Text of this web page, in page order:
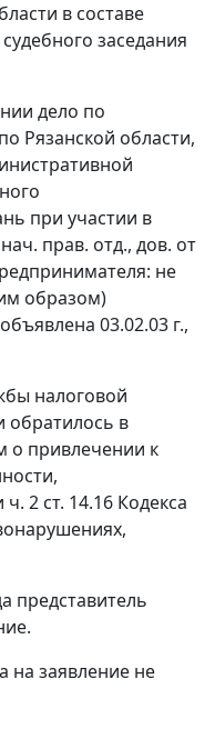
в составе
заседания
дело по
Рязанской области,
при участии в
прав. отд., дов. от
не
образом)
03.02.03 г.,
налоговой
обратилось в
о привлечении к
ч. 2 ст. 14.16 Кодекса
представитель
на заявление не